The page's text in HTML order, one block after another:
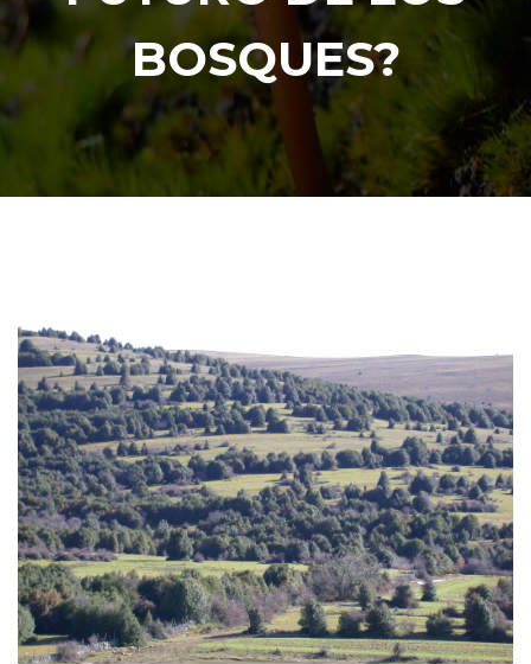
BOSQUES?